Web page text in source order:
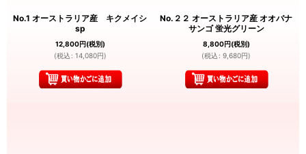
No.1 オーストラリア産 キクメイシ
sp
12,800円(税別)
(税込 : 14,080円)
No.２２ オーストラリア産 オオバナ
サンゴ 蛍光グリーン
8,800円(税別)
(税込 : 9,680円)